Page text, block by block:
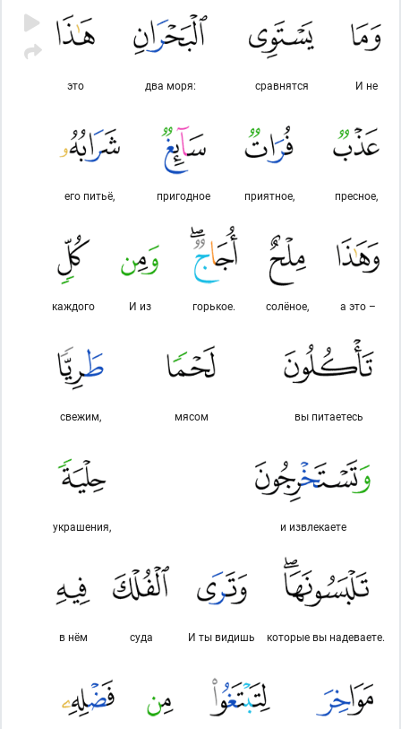
И не
сравнятся
два моря:
это
пресное,
приятное,
пригодное
его питьё,
а это –
солёное,
горькое.
И из
каждого
вы питаетесь
мясом
свежим,
и извлекаете
украшения,
которые вы надеваете.
И ты видишь
суда
в нём